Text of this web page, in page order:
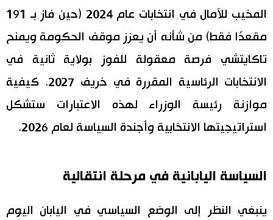
المخيب للآمال في انتخابات عام 2024 (حين فاز بـ 191
مقعدًا فقط) من شأنه أن يعزز موقف الحكومة ويمنح
تاكايتشي فرصة معقولة للفوز بولاية ثانية في
الانتخابات الرئاسية المقررة في خريف 2027. كيفية
موازنة رئيسة الوزراء لهذه الاعتبارات ستشكل
استراتيجيتها الانتخابية وأجندة السياسة لعام 2026.
السياسة اليابانية في مرحلة انتقالية
ينبغي النظر إلى الوضع السياسي في اليابان اليوم